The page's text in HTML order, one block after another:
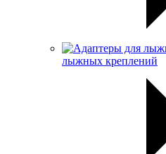
лыжных креплений